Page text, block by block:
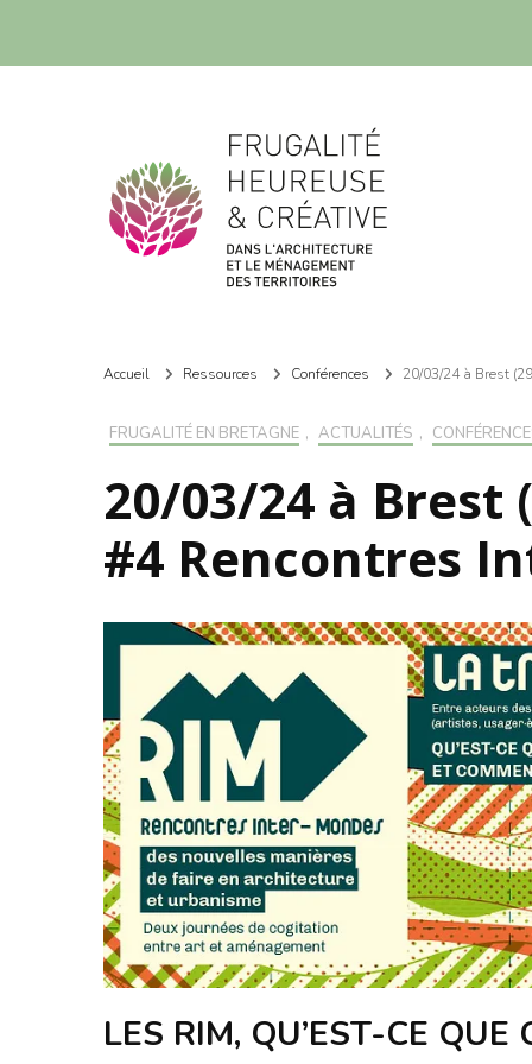
Frugalité dans l'architecture et le ménagement des territoires
Accueil Ressources Conférences 20/03/24 à Brest
FRUGALITÉ EN BRETAGNE , ACTUALITÉS ,
20/03/24 à Brest
#4 Rencontres
LES RIM, QU’EST-CE QUE